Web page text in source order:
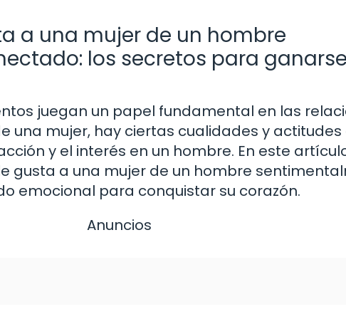
a una mujer de un hombre
los secretos para
juegan un papel fundamental en las
una mujer, hay ciertas cualidades y
y el interés en un hombre. En este
gusta a una mujer de un hombre
emocional para conquistar su corazón.
Anuncios